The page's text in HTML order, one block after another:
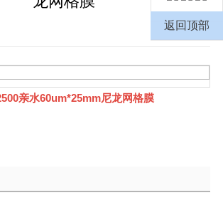
亲水60um*25mm尼龙网格膜
返回顶部